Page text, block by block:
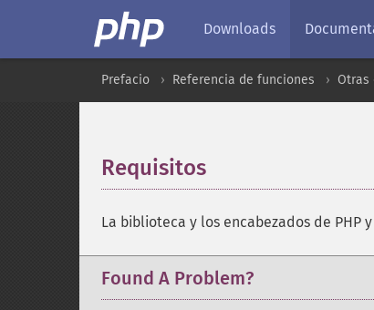
Downloads
Prefacio Referencia de funciones Otras
Requisitos
La biblioteca y los encabezados de PHP
Found A Problem?